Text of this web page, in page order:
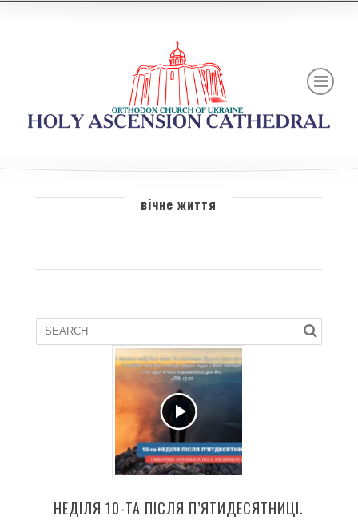
вічне життя
НЕДІЛЯ 10-ТА ПІСЛЯ П’ЯТИДЕСЯТНИЦІ.